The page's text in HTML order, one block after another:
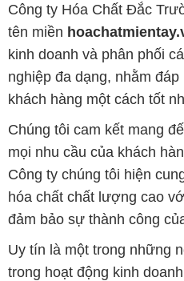
Công ty Hóa Chất Đắc
tên miền
kinh doanh và phân phối
nghiệp đa dạng, nhằm
khách hàng một cách tốt
Chúng tôi cam kết mang
mọi nhu cầu của khách
Công ty chúng tôi hiện
hóa chất chất lượng cao
đảm bảo sự thành công
Uy tín là một trong những
trong hoạt động kinh